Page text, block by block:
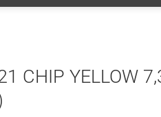
CHIP YELLOW